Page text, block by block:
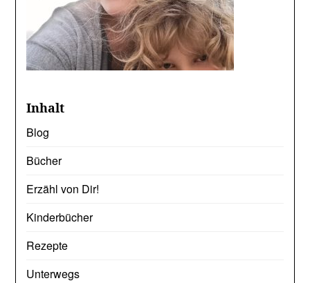
Inhalt
Blog
Bücher
Erzähl von Dir!
Kinderbücher
Rezepte
Unterwegs